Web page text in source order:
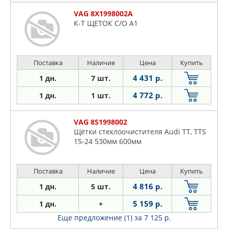
VAG 8X1998002A
К-Т ЩЕТОК С/О A1
Поставка Наличие Цена Купить
1 дн. 7 шт. 4 431 р.
1 дн. 1 шт. 4 772 р.
VAG 8S1998002
Щётки стеклоочистителя Audi TT, TTS
15-24 530мм 600мм
Поставка Наличие Цена Купить
1 дн. 5 шт. 4 816 р.
1 дн. + 5 159 р.
Еще предложение (1) за 7 125 р.